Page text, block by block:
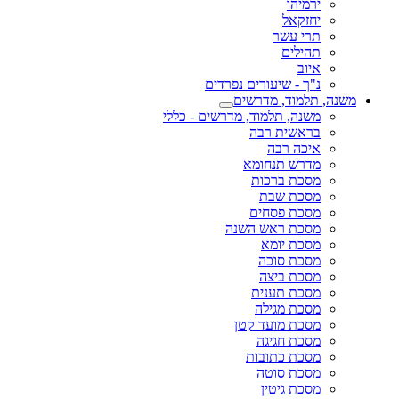
ירמיהו
יחזקאל
תרי עשר
תהילים
איוב
נ"ך - שיעורים נפרדים
משנה, תלמוד, מדרשים
משנה, תלמוד, מדרשים - כללי
בראשית רבה
איכה רבה
מדרש תנחומא
מסכת ברכות
מסכת שבת
מסכת פסחים
מסכת ראש השנה
מסכת יומא
מסכת סוכה
מסכת ביצה
מסכת תענית
מסכת מגילה
מסכת מועד קטן
מסכת חגיגה
מסכת כתובות
מסכת סוטה
מסכת גיטין